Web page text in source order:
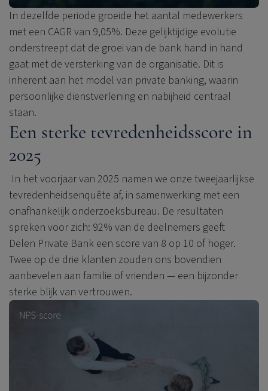
In dezelfde periode groeide het aantal medewerkers
met een CAGR van 9,05%. Deze gelijktijdige evolutie
onderstreept dat de groei van de bank hand in hand
gaat met de versterking van de organisatie. Dit is
inherent aan het model van private banking, waarin
persoonlijke dienstverlening en nabijheid centraal
staan.
Een sterke tevredenheidsscore in
2025
In het voorjaar van 2025 namen we onze tweejaarlijkse
tevredenheidsenquête af, in samenwerking met een
onafhankelijk onderzoeksbureau. De resultaten
spreken voor zich: 92% van de deelnemers geeft
Delen Private Bank een score van 8 op 10 of hoger.
Twee op de drie klanten zouden ons bovendien
aanbevelen aan familie of vrienden — een bijzonder
sterke blijk van vertrouwen.